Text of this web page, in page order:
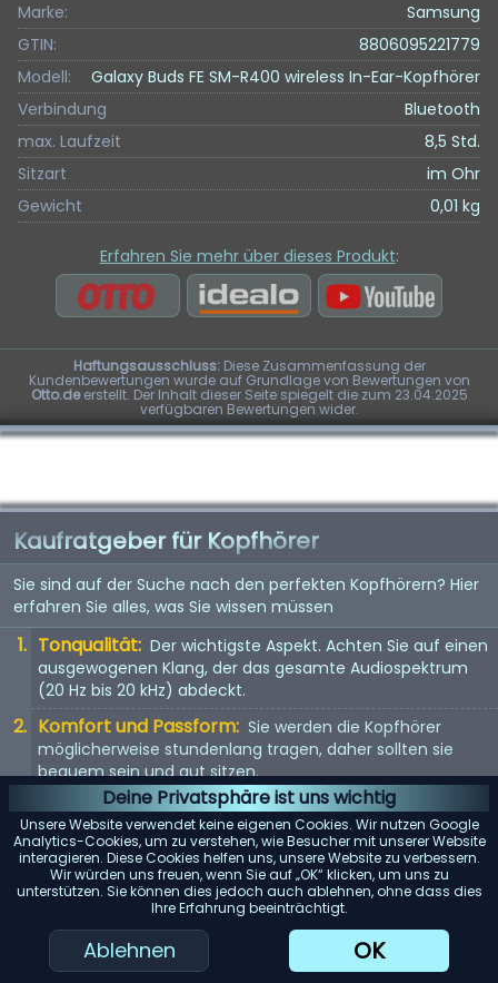
Deine Privatsphäre ist uns wichtig
Unsere Website verwendet keine eigenen Cookies. Wir nutzen Google
Analytics-Cookies, um zu verstehen, wie Besucher mit unserer Website
interagieren. Diese Cookies helfen uns, unsere Website zu verbessern.
Wir würden uns freuen, wenn Sie auf „OK“ klicken, um uns zu
unterstützen. Sie können dies jedoch auch ablehnen, ohne dass dies
Ihre Erfahrung beeinträchtigt.
Ablehnen OK
Marke:
Samsung
GTIN:
8806095221779
Modell:
Galaxy Buds FE SM-R400 wireless In-Ear-Kopfhörer
Verbindung
Bluetooth
max. Laufzeit
8,5 Std.
Sitzart
im Ohr
Gewicht
0,01 kg
Erfahren Sie mehr über dieses Produkt:
Haftungsausschluss:Diese Zusammenfassung der
Kundenbewertungen wurde auf Grundlage von Bewertungen von
Otto.deerstellt. Der Inhalt dieser Seite spiegelt die zum 23.04.2025
verfügbaren Bewertungen wider.
Kaufratgeber für Kopfhörer
Sie sind auf der Suche nach den perfekten Kopfhörern? Hier
erfahren Sie alles, was Sie wissen müssen
Tonqualität: Der wichtigste Aspekt. Achten Sie auf einen
ausgewogenen Klang, der das gesamte Audiospektrum
(20 Hz bis 20 kHz) abdeckt.
Komfort und Passform: Sie werden die Kopfhörer
möglicherweise stundenlang tragen, daher sollten sie
bequem sein und gut sitzen.
Kopfhörertyp: In-Ear, On-Ear oder Over-Ear? Jeder Typ
hat seine Vor- und Nachteile. Wählen Sie entsprechend
Ihren Vorlieben.
Mit Kabel oder kabellos: Kabellose Kopfhörer bieten
Bewegungsfreiheit, aber kabelgebundene Kopfhörer
bieten in der Regel eine bessere Tonqualität.